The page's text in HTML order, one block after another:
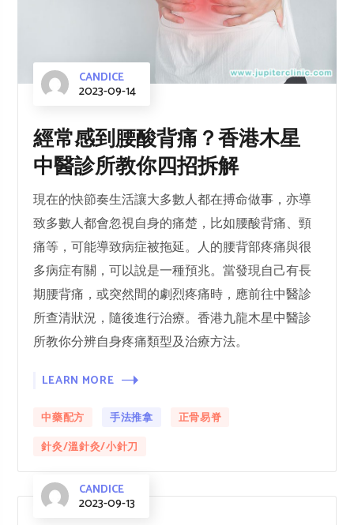
CANDICE
2023-09-14
經常感到腰酸背痛？香港木星
中醫診所教你四招拆解
現在的快節奏生活讓大多數人都在搏命做事，亦導
致多數人都會忽視自身的痛楚，比如腰酸背痛、頸
痛等，可能導致病症被拖延。人的腰背部疼痛與很
多病症有關，可以說是一種預兆。當發現自己有長
期腰背痛，或突然間的劇烈疼痛時，應前往中醫診
所查清狀況，隨後進行治療。香港九龍木星中醫診
所教你分辨自身疼痛類型及治療方法。
LEARN MORE
中藥配方 手法推拿
正骨易脊
針灸/溫針灸/小針刀
CANDICE
2023-09-13